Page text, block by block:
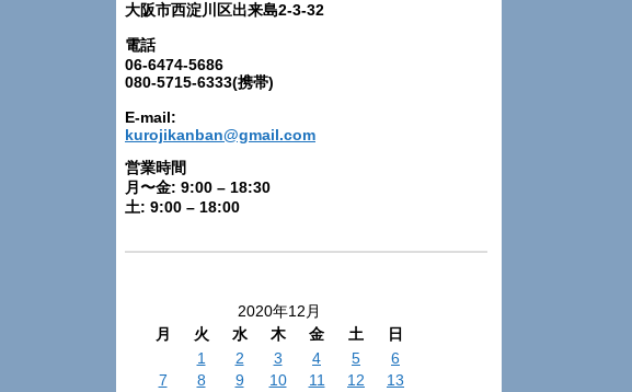
大阪市西淀川区出来島2-3-32
電話
06-6474-5686
080-5715-6333(携帯)
E-mail:
kurojikanban@gmail.com
営業時間
月〜金: 9:00 – 18:30
土: 9:00 – 18:00
2020年12月
月
火 水 木 金 土
日
1
2 3 4 5
6
7
8 9 10 11 12
13